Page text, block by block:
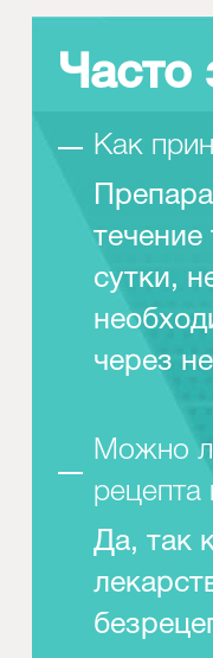
Часто
Как
течение
сутки,
через
Можно
рецепта
Да, так